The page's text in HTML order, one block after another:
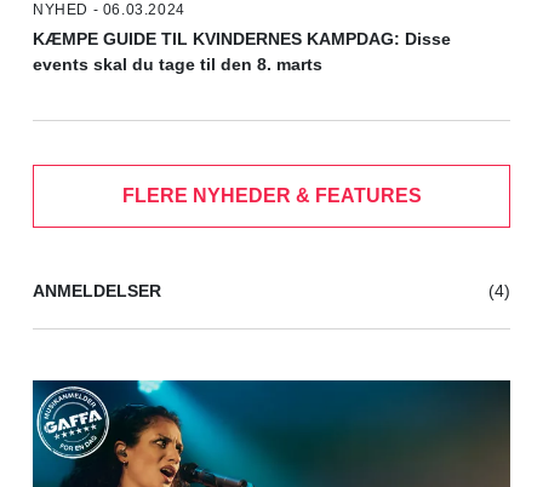
NYHED - 06.03.2024
KÆMPE GUIDE TIL KVINDERNES KAMPDAG: Disse
events skal du tage til den 8. marts
FLERE NYHEDER & FEATURES
ANMELDELSER (4)